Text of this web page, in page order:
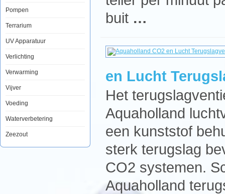
Pompen
Terrarium
UV Apparatuur
Verlichting
Verwarming
Vijver
Voeding
Waterverbetering
Zeezout
buit …
en Lucht
Het
Aquaholland
een kunststof
sterk terugslag
CO2 systemen.
Aquaholland